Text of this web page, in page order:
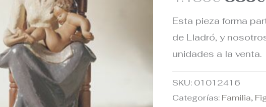
Esta pieza forma
de Lladró, y
unidades a la venta.
SKU: 01012416
Categorías: Familia,